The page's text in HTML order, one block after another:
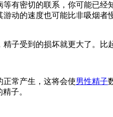
有密切的联系，你可能已
动的速度也可能比非吸烟
子受到的损坏就更大了。
正常产生，这将会使男性精子
子。